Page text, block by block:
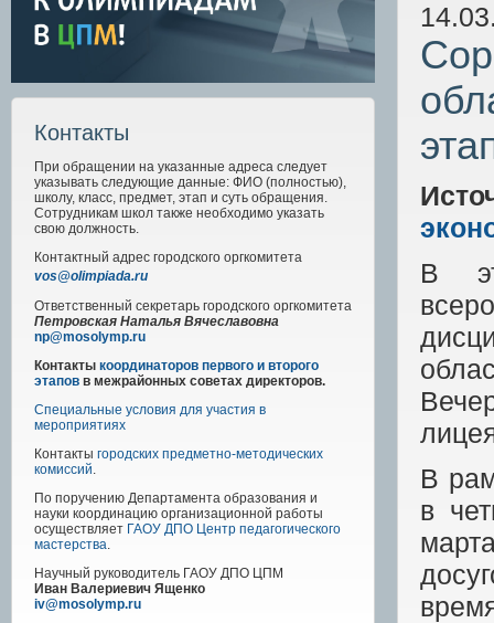
Контакты
При обращении на указанные адреса следует
указывать следующие данные: ФИО (полностью),
школу, класс, предмет, этап и суть обращения.
Сотрудникам школ также необходимо указать
свою должность.
Контактный адрес городского оргкомитета
vos@olimpiada.ru
Ответственный секретарь городского оргкомитета
Петровская Наталья Вячеславовна
np@mosolymp.ru
Контакты координаторов первого и второго
этапов в межрайонных советах директоров.
Специальные условия для участия в
мероприятиях
Контакты городских предметно-методических
комиссий.
По поручению Департамента образования и
науки координацию организационной работы
осуществляет ГАОУ ДПО Центр педагогического
мастерства.
Научный руководитель ГАОУ ДПО ЦПМ
Иван Валериевич Ященко
iv@mosolymp.ru
В
В
в